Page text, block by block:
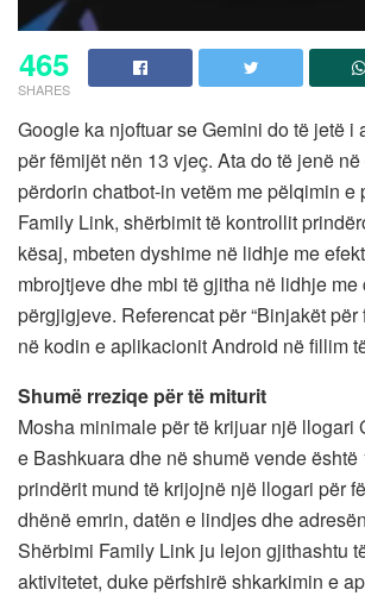
465
SHARES
Google ka njoftuar se Gemini do të jetë i
për fëmijët nën 13 vjeç. Ata do të jenë
përdorin chatbot-in vetëm me pëlqimin e
Family Link, shërbimit të kontrollit
kësaj, mbeten dyshime në lidhje me
mbrojtjeve dhe mbi të gjitha në lidhje
përgjigjeve. Referencat për “Binjakët për
në kodin e aplikacionit Android në fillim
Shumë rreziqe për të miturit
Mosha minimale për të krijuar një llogari
e Bashkuara dhe në shumë vende është
prindërit mund të krijojnë një llogari për
dhënë emrin, datën e lindjes dhe
Shërbimi Family Link ju lejon gjithashtu
aktivitetet, duke përfshirë shkarkimin e